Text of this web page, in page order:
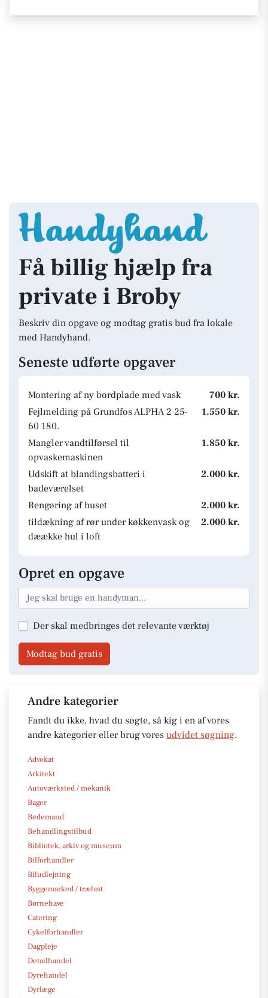
Få billig hjælp fra
private i Broby
Beskriv din opgave og modtag gratis bud fra lokale
med Handyhand.
Seneste udførte opgaver
Montering af ny bordplade med vask
700 kr.
Fejlmelding på Grundfos ALPHA 2 25-
60 180.
1.550 kr.
Mangler vandtilførsel til
opvaskemaskinen
1.850 kr.
Udskift at blandingsbatteri i
badeværelset
2.000 kr.
Rengøring af huset
2.000 kr.
tildækning af rør under køkkenvask og
dæække hul i loft
2.000 kr.
Opret en opgave
Der skal medbringes det relevante værktøj
Modtag bud gratis
Andre kategorier
Fandt du ikke, hvad du søgte, så kig i en af vores
andre kategorier eller brug vores udvidet søgning.
Advokat
Arkitekt
Autoværksted / mekanik
Bager
Bedemand
Behandlingstilbud
Bibliotek, arkiv og museum
Bilforhandler
Biludlejning
Byggemarked / trælast
Børnehave
Catering
Cykelforhandler
Dagpleje
Detailhandel
Dyrehandel
Dyrlæge